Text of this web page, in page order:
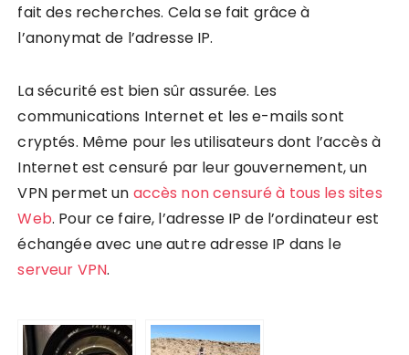
fait des recherches. Cela se fait grâce à
l’anonymat de l’adresse IP.
La sécurité est bien sûr assurée. Les
communications Internet et les e-mails sont
cryptés. Même pour les utilisateurs dont l’accès à
Internet est censuré par leur gouvernement, un
VPN permet un accès non censuré à tous les sites
Web. Pour ce faire, l’adresse IP de l’ordinateur est
échangée avec une autre adresse IP dans le
serveur VPN.